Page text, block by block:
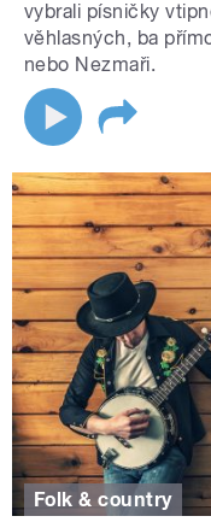
vybrali písničky
věhlasných, ba
nebo Nezmaři.
Folk & country